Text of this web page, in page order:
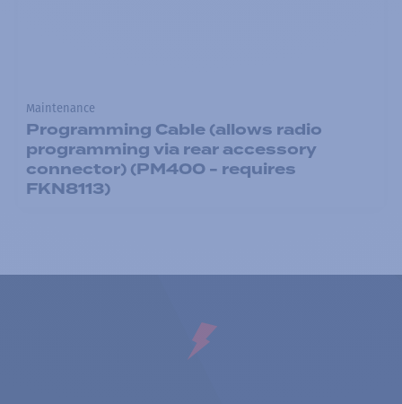
Maintenance
Programming Cable (allows radio
programming via rear accessory
connector) (PM400 - requires
FKN8113)